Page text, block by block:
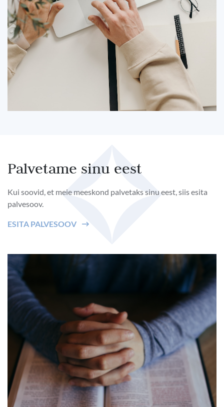
Palvetame sinu eest
Kui soovid, et meie meeskond palvetaks sinu eest, siis esita
palvesoov.
ESITA PALVESOOV